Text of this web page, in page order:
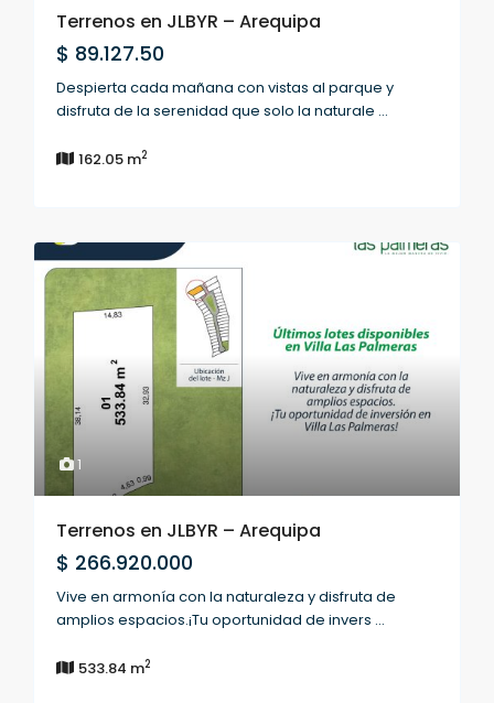
Terrenos en JLBYR – Arequipa
$ 89.127.50
Despierta cada mañana con vistas al parque y
disfruta de la serenidad que solo la naturale ...
162.05 m2
1
Terrenos en JLBYR – Arequipa
$ 266.920.000
Vive en armonía con la naturaleza y disfruta de
amplios espacios.¡Tu oportunidad de invers ...
533.84 m2